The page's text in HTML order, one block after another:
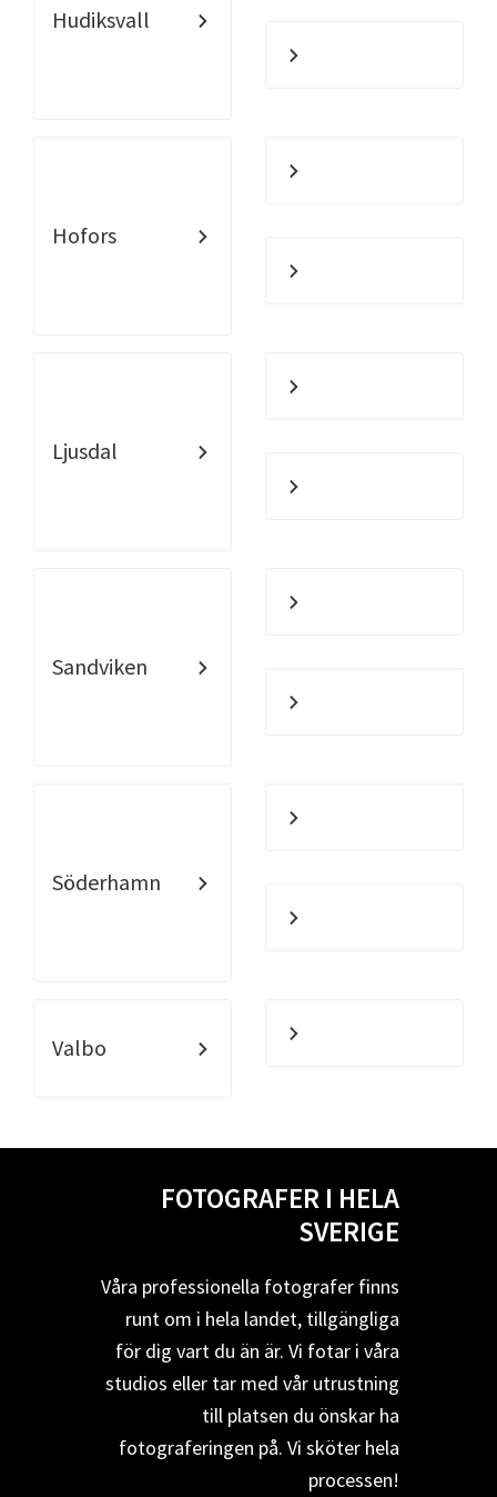
Hudiksvall
Hofors
Ljusdal
Sandviken
Söderhamn
Valbo
FOTOGRAFER I HELA
SVERIGE
Våra professionella fotografer finns
runt om i hela landet, tillgängliga
för dig vart du än är. Vi fotar i våra
studios eller tar med vår utrustning
till platsen du önskar ha
fotograferingen på. Vi sköter hela
processen!